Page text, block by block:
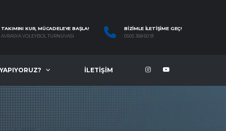
TAKIMINI KUR, MÜCADELEYE BAŞLA!
AVRASYA VOLEYBOL TURNUVASI
BIZIMLE İLETIŞIME GEÇ!
0505 368 60 91
İLETIŞIM